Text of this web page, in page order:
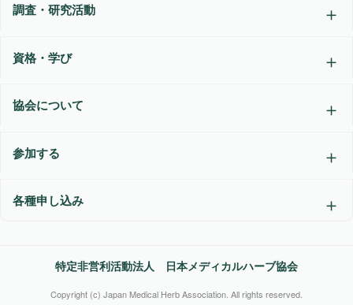
調査・研究活動
資格・学び
協会について
参加する
各種申し込み
特定非営利活動法人 日本メディカルハーブ協会
Copyright (c) Japan Medical Herb Association. All rights reserved.